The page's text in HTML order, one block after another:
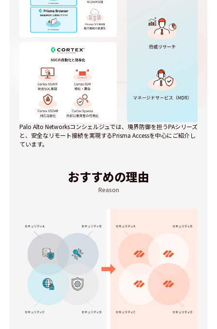
Palo Alto Networksコンシェルジュでは、境界防御を担うPAシリーズ
と、安全なリモート接続を実現するPrisma Accessを中心にご紹介し
ています。
おすすめの理由
Reason